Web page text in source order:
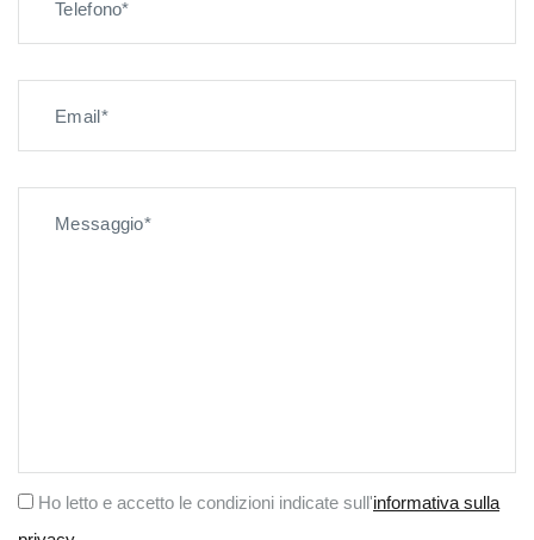
Ho letto e accetto le condizioni indicate sull'informativa sulla